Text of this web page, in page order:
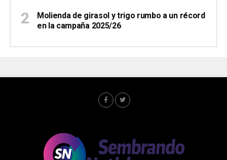
Molienda de girasol y trigo rumbo a un récord
en la campaña 2025/26